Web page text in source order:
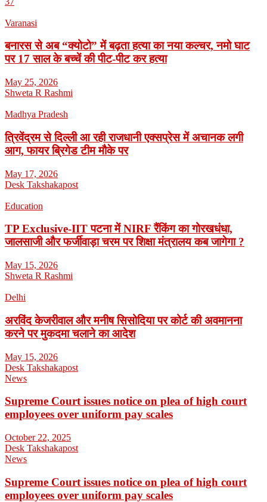
Varanasi
बनारस से अब “क्योटो” में बढ़ता हत्या का नया कल्चर, नमो घाट
पर 17 साल के बच्चें की पीट-पीट कर हत्या
May 25, 2026
Shweta R Rashmi
Madhya Pradesh
त्रिवेंद्रम से दिल्ली आ रही राजधानी एक्सप्रेस में अचानक लगी
आग, फायर ब्रिगेड टीम मौके पर
May 17, 2026
Desk Takshakapost
Education
TP Exclusive-IIT पटना में NIRF रैंकिंग का गोरखधंधा,
जालसाजी और फर्जीवाड़ा चरम पर शिक्षा मंत्रालय कब जागेगा ?
May 15, 2026
Shweta R Rashmi
Delhi
अरविंद केजरीवाल और मनीष सिसोदिया पर कोर्ट की अवमानना
करने पर मुकदमा चलाने का आदेश
May 15, 2026
Desk Takshakapost
News
Supreme Court issues notice on plea of high court
employees over uniform pay scales
October 22, 2025
Desk Takshakapost
News
Supreme Court issues notice on plea of high court
employees over uniform pay scales